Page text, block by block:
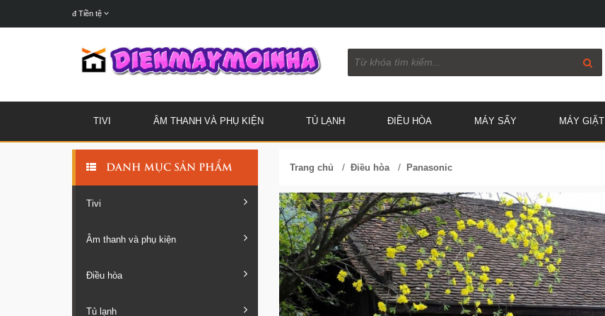
đ Tiền tệ
TIVI ÂM THANH VÀ PHỤ KIỆN TỦ LẠNH ĐIỀU HÒA MÁY SẤY MÁY GIẶT
DANH MỤC SẢN PHẨM
Tivi
Âm thanh và phụ kiện
Điều hòa
Tủ lạnh
Trang chủ / Điều hòa/ Panasonic